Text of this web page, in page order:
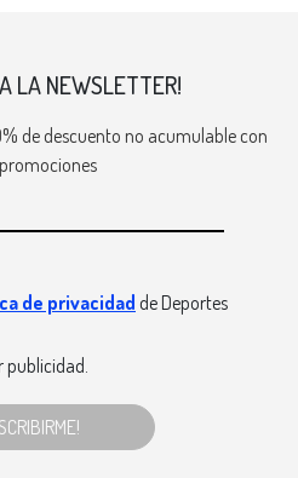
LA NEWSLETTER!
de descuento no acumulable con
de privacidad de Deportes
publicidad.